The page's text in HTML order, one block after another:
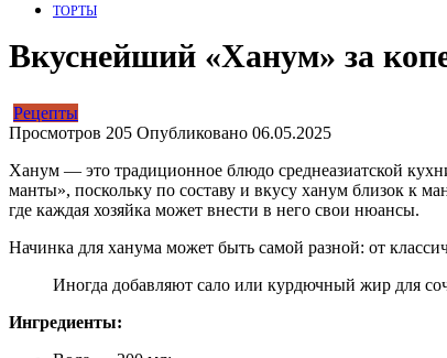
ТОРТЫ
Вкуснейший «Ханум» за
Рецепты
Просмотров 205 Опубликовано 06.05.2025
Ханум — это традиционное блюдо среднеазиатской
манты», поскольку по составу и вкусу ханум близок к
где каждая хозяйка может внести в него свои нюансы.
Начинка для ханума может быть самой разной: от
Иногда добавляют сало или курдючный жир для
Ингредиенты: